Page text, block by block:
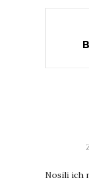
Nosili ich